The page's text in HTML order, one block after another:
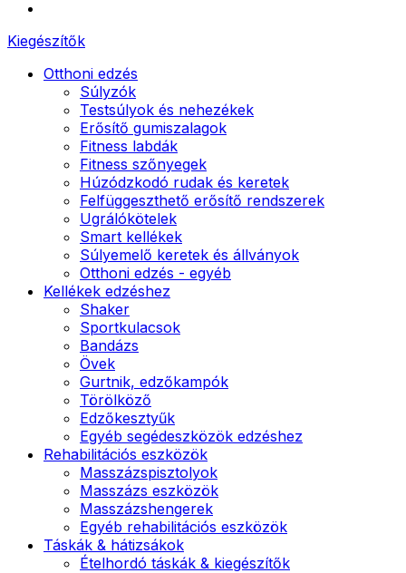
Kiegészítők
Otthoni edzés
Súlyzók
Testsúlyok és nehezékek
Erősítő gumiszalagok
Fitness labdák
Fitness szőnyegek
Húzódzkodó rudak és keretek
Felfüggeszthető erősítő rendszerek
Ugrálókötelek
Smart kellékek
Súlyemelő keretek és állványok
Otthoni edzés - egyéb
Kellékek edzéshez
Shaker
Sportkulacsok
Bandázs
Övek
Gurtnik, edzőkampók
Törölköző
Edzőkesztyűk
Egyéb segédeszközök edzéshez
Rehabilitációs eszközök
Masszázspisztolyok
Masszázs eszközök
Masszázshengerek
Egyéb rehabilitációs eszközök
Táskák & hátizsákok
Ételhordó táskák & kiegészítők